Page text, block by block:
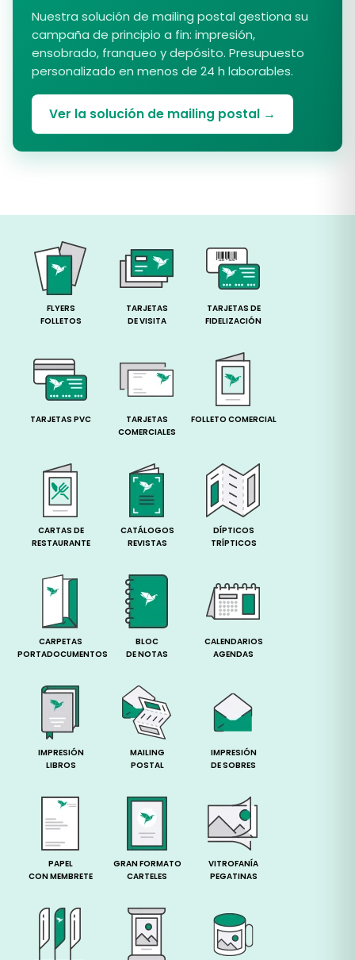
Nuestra solución de mailing postal gestiona su
campaña de principio a fin: impresión,
ensobrado, franqueo y depósito. Presupuesto
personalizado en menos de 24 h laborables.
Ver la solución de mailing postal →
FLYERS
FOLLETOS
TARJETAS
DE VISITA
TARJETAS DE
FIDELIZACIÓN
TARJETAS PVC
TARJETAS
COMERCIALES
FOLLETO COMERCIAL
CARTAS DE
RESTAURANTE
CATÁLOGOS
REVISTAS
DÍPTICOS
TRÍPTICOS
CARPETAS
PORTADOCUMENTOS
BLOC
DE NOTAS
CALENDARIOS
AGENDAS
IMPRESIÓN
LIBROS
MAILING
POSTAL
IMPRESIÓN
DE SOBRES
PAPEL
CON MEMBRETE
GRAN FORMATO
CARTELES
VITROFANÍA
PEGATINAS